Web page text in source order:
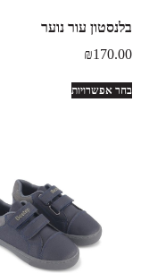
בלנסטון עור נוער
₪170.00
בחר אפשרויות